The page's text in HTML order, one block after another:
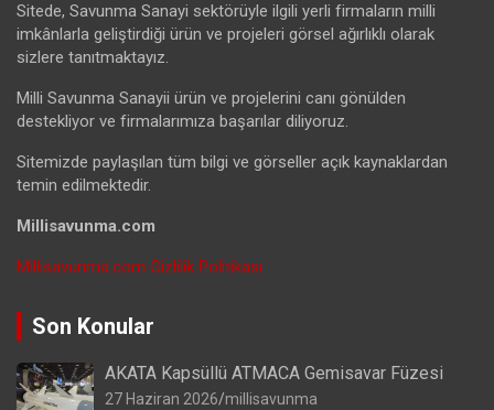
Sitede, Savunma Sanayi sektörüyle ilgili yerli firmaların milli
imkânlarla geliştirdiği ürün ve projeleri görsel ağırlıklı olarak
sizlere tanıtmaktayız.
Milli Savunma Sanayii ürün ve projelerini canı gönülden
destekliyor ve firmalarımıza başarılar diliyoruz.
Sitemizde paylaşılan tüm bilgi ve görseller açık kaynaklardan
temin edilmektedir.
Millisavunma.com
Millisavunma.com Gizlilik Politikası
Son Konular
AKATA Kapsüllü ATMACA Gemisavar Füzesi
27 Haziran 2026 millisavunma